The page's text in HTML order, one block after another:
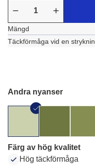
Mängd
Täckförmåga vid en
Andra nyanser
Färg av hög kvalitet
Hög täckförmåga